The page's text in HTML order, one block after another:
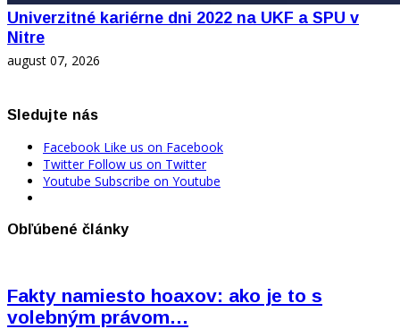
Univerzitné kariérne dni 2022 na UKF a SPU v
Nitre
august 07, 2026
Sledujte nás
Facebook Like us on Facebook
Twitter Follow us on Twitter
Youtube Subscribe on Youtube
Obľúbené články
Fakty namiesto hoaxov: ako je to s
volebným právom…